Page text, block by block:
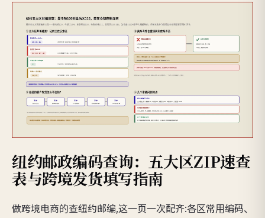
纽约邮政编码查询：五大区ZIP速查
表与跨境发货填写指南
做跨境电商的查纽约邮编,这一页一次配齐:各区常用编码、